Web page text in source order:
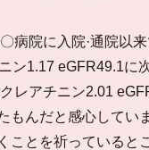
病院に入院·通院以
ン1.17 eGFR49.1に
レアチニン2.01
もんだと感心してい
ことを祈っていると